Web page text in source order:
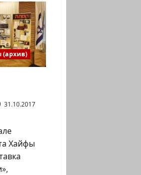
(архив)
31.10.2017
Хайфы